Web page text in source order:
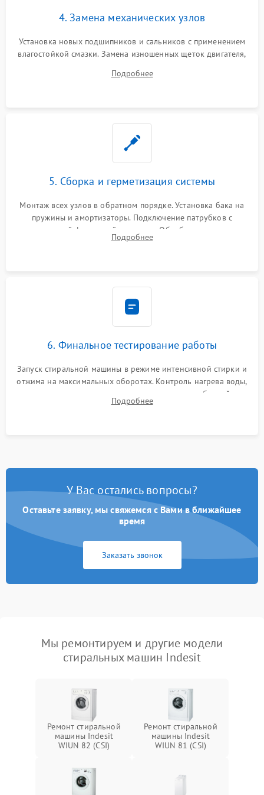
4. Замена механических узлов
Установка новых подшипников и сальников с применением
влагостойкой смазки. Замена изношенных щеток двигателя,
или поврежденной резиновой манжеты.
Подробнее
5. Сборка и герметизация системы
Монтаж всех узлов в обратном порядке. Установка бака на
пружины и амортизаторы. Подключение патрубков с
надежной фиксацией хомутами. Обработка стыков
герметиком для предотвращения возможных протечек воды.
Подробнее
6. Финальное тестирование работы
Запуск стиральной машины в режиме интенсивной стирки и
отжима на максимальных оборотах. Контроль нагрева воды,
корректности слива, отсутствия излишних вибраций,
посторонних стуков и протечек под корпусом.
Подробнее
У Вас остались вопросы?
Оставьте заявку, мы свяжемся с Вами в ближайшее
время
Заказать звонок
Мы ремонтируем и другие модели
стиральных машин Indesit
Ремонт стиральной
машины Indesit
WIUN 82 (CSI)
Ремонт стиральной
машины Indesit
WIUN 81 (CSI)